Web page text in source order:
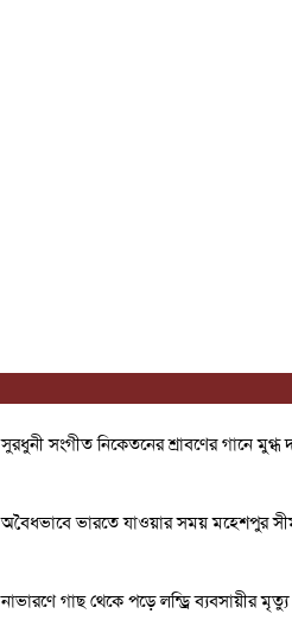
সুরধুনী সংগীত নিকেতনের শ্রাবণের গানে মুগ্ধ
অবৈধভাবে ভারতে যাওয়ার সময় মহেশপুর
নাভারণে গাছ থেকে পড়ে লন্ড্রি ব্যবসায়ীর মৃত্যু